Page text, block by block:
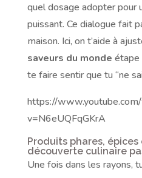
quel dosage adopter pour
puissant. Ce dialogue fait
maison. Ici, on t’aide à
saveurs du monde étape
te faire sentir que tu “ne
https://
v=N6eUQFqGKrA
Produits phares,
découverte culinaire
Une fois dans les rayons,